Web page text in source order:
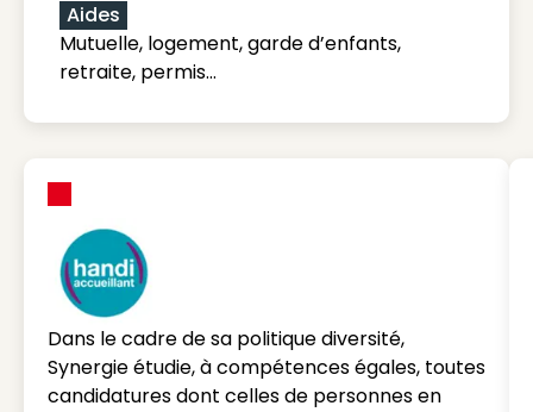
Aides
Mutuelle, logement, garde d’enfants,
retraite, permis…
Dans le cadre de sa politique diversité,
Synergie étudie, à compétences égales, toutes
candidatures dont celles de personnes en